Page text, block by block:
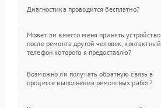
Диагностика проводится бесплатно?
Может ли вместо меня принять устройство
после ремонта другой человек, контактный
телефон которого я предоставлю?
Возможно ли получать обратную связь в
процессе выполнения ремонтных работ?